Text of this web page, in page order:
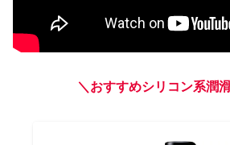
＼ おすすめシリコン系潤